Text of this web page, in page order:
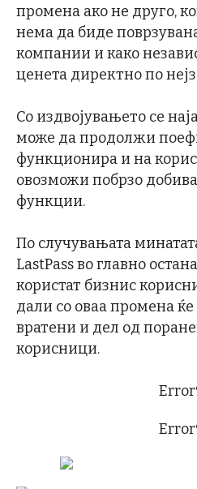
промена ако не друго,
нема да биде
компании и како
ценета директно по
Со издвојувањето се
може да продолжи
функционира и на
овозможи побрзо
функции.
По случувањата
LastPass во главно
користат бизнис
дали со оваа промена
вратени и дел од
корисници.